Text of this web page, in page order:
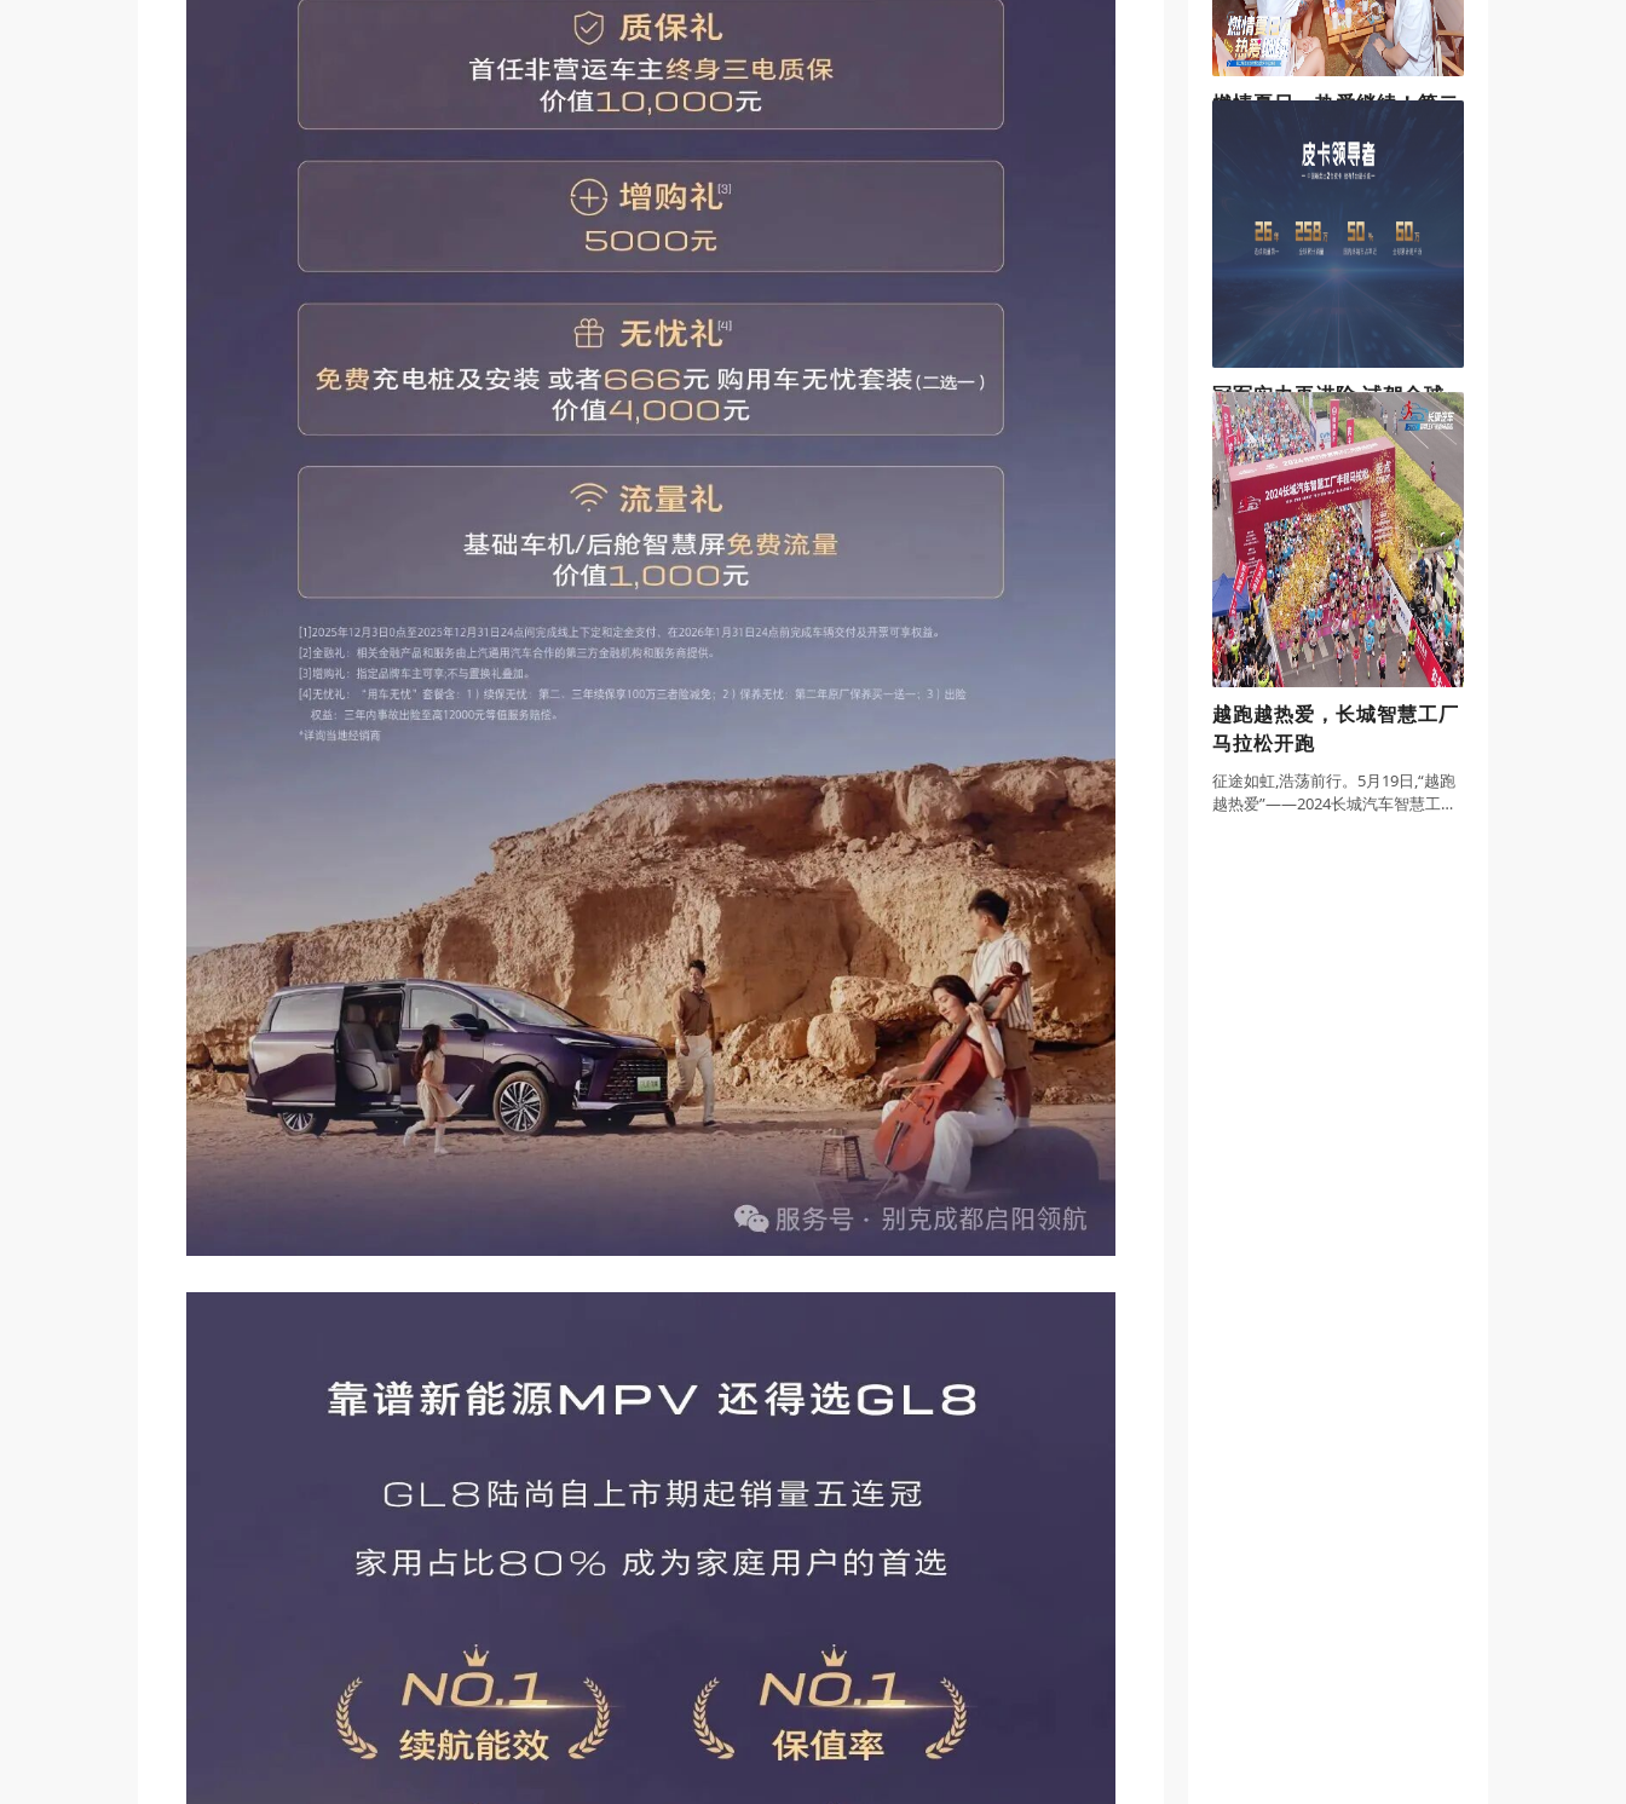
燃情夏日，热爱继续！第二
6月22日，“燃情夏日 热爱继续”—第
瑞联动全国十个大区与千余家经销
商和万千用户的夏日狂欢盛会正式
开启！当天，奇瑞汽车与西南大区
冠军实力再进阶 试驾全球
高性能皮卡2.4T长城炮
全球高性能皮卡2.4T乘用炮、2.4T商
用炮已于5月22日正式上市，2.4T乘
用炮9AT柴油四驱官方建议零售价
14.88万元；2.4T商用炮官方建议零
售价12.58万元-13.88万元。长城炮
还为购车
越跑越热爱，长城智慧工厂
马拉松开跑
征途如虹,浩荡前行。5月19日,“越跑
越热爱”——2024长城汽车智慧工厂